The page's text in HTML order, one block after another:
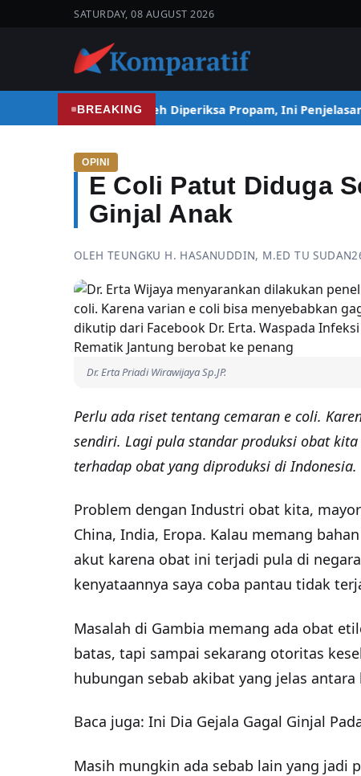
SATURDAY, 08 AUGUST 2026
BREAKING
Kapolresta Banda Aceh Diperiksa Propam, Ini
OPINI
E Coli Patut Diduga
Ginjal Anak
OLEH TEUNGKU H. HASANUDDIN, M.ED TU SUDAN
Dr. Erta Priadi Wirawijaya Sp.JP.
Perlu ada riset tentang cemaran e coli.
sendiri. Lagi pula standar produksi obat
terhadap obat yang diproduksi di Indonesia.
Problem dengan Industri obat kita,
China, India, Eropa. Kalau memang
akut karena obat ini terjadi pula di
kenyataannya saya coba pantau tidak
Masalah di Gambia memang ada obat
batas, tapi sampai sekarang otoritas
hubungan sebab akibat yang jelas
Baca juga: Ini Dia Gejala Gagal Ginjal
Masih mungkin ada sebab lain yang jadi